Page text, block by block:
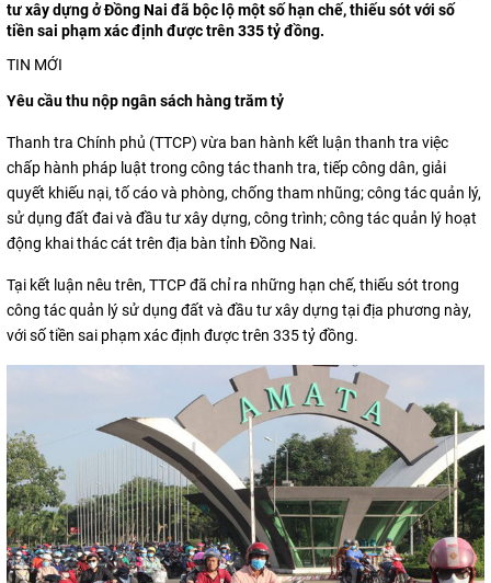
tư xây dựng ở Đồng Nai đã bộc lộ một số hạn chế, thiếu sót với số
tiền sai phạm xác định được trên 335 tỷ đồng.
TIN MỚI
Yêu cầu thu nộp ngân sách hàng trăm tỷ
Thanh tra Chính phủ (TTCP) vừa ban hành kết luận thanh tra việc
chấp hành pháp luật trong công tác thanh tra, tiếp công dân, giải
quyết khiếu nại, tố cáo và phòng, chống tham nhũng; công tác quản lý,
sử dụng đất đai và đầu tư xây dựng, công trình; công tác quản lý hoạt
động khai thác cát trên địa bàn tỉnh Đồng Nai.
Tại kết luận nêu trên, TTCP đã chỉ ra những hạn chế, thiếu sót trong
công tác quản lý sử dụng đất và đầu tư xây dựng tại địa phương này,
với số tiền sai phạm xác định được trên 335 tỷ đồng.